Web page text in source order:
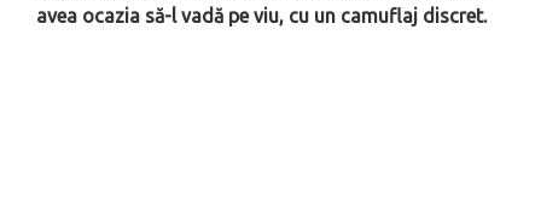
avea ocazia să-l vadă pe viu, cu un camuflaj discret.